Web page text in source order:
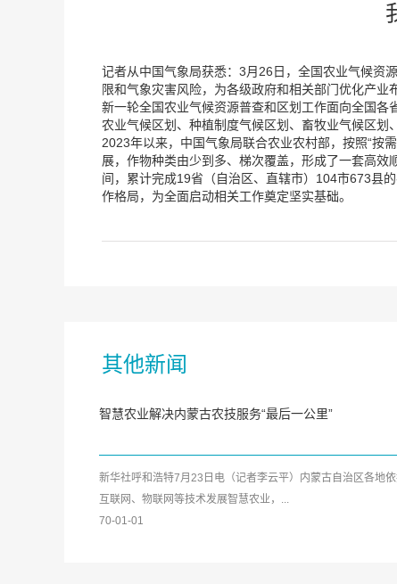
记者从中国气象局获悉：3月26日，全国农业气候资
限和气象灾害风险，为各级政府和相关部门优化产业
新一轮全国农业气候资源普查和区划工作面向全国
农业气候区划、种植制度气候区划、畜牧业气候区划
2023年以来，中国气象局联合农业农村部，按照“按
展，作物种类由少到多、梯次覆盖，形成了一套高
间，累计完成19省（自治区、直辖市）104市673县
作格局，为全面启动相关工作奠定坚实基础。
其他新闻
智慧农业解决内蒙古农技服务“最后一公里”
新华社呼和浩特7月23日电（记者李云平）内蒙古自治区各地
互联网、物联网等技术发展智慧农业，...
70-01-01